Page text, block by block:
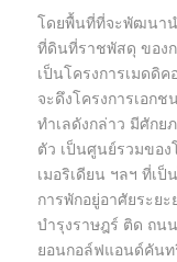
โดยพื้นที่ที่จะพัฒนาน
ที่ดินที่ราชพัสดุ ของ
เป็นโครงการเมดดิ
จะดึงโครงการเอก
ทำเลดังกล่าว มีศักย
ตัว เป็นศูนย์รวมของ
เมอริเดียน ฯลฯ ที่เป็
การพักอยู่อาศัยระย
บำรุงราษฎร์ ติด ถน
ยอนกอล์ฟแอนด์คันท